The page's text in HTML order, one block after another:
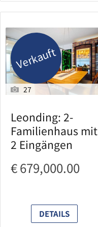
Verkauft
27
Leonding: 2-
Familienhaus mit
2 Eingängen
€ 679,000.00
DETAILS